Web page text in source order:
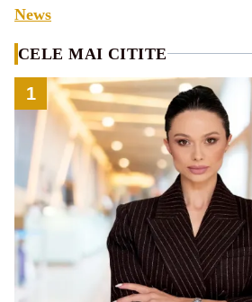
News
CELE MAI CITITE
1